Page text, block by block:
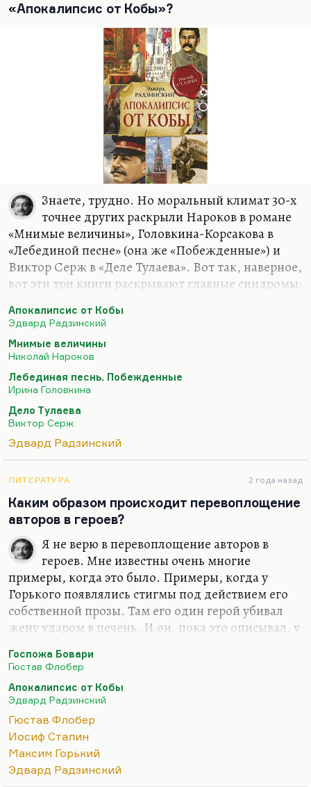
«Апокалипсис от Кобы»?
Знаете, трудно. Но моральный климат 30-х
точнее других раскрыли Нароков в романе
«Мнимые величины», Головкина-Корсакова в
«Лебединой песне» (она же «Побежденные») и
Виктор Серж в «Деле Тулаева». Вот так, наверное,
вот эти три книги раскрывают главные синдромы;
Понимаете, кто написал четыре миллиона
доносов?— роковой вопрос, но это делается очень
просто. Людям достаточно разрешить быть
свиньями, и они кидаются в это с остервенением.
Это для того чтобы культурные растения
вырастить, нужно усилие, а для того чтобы
засадить сад сорняками, достаточно разрешить
им это делать. Достаточно вытоптать культурные
Апокалипсис от Кобы
Эдвард Радзинский
Мнимые величины
Николай Нароков
Лебединая песнь. Побежденные
Ирина Головкина
Дело Тулаева
Виктор Серж
Эдвард Радзинский
ЛИТЕРАТУРА 2 года назад
Каким образом происходит перевоплощение
авторов в героев?
Я не верю в перевоплощение авторов в
героев. Мне известны очень многие
примеры, когда это было. Примеры, когда у
Горького появлялись стигмы под действием его
собственной прозы. Там его один герой убивал
жену ударом в печень. И он, пока это описывал, у
кровоподтек, в области печени на животе. Или
Флобер, который испытывал рвоту и тошноту,
головокружение, описывая симптомы отравления
Эммы Бовари.
Но мне кажется, что это какие-то крайние случаи,
какая-то избыточная эмпатия. Писатель ни в кого
не перевоплощается. Так мне кажется.
Госпожа Бовари
Гюстав Флобер
Апокалипсис от Кобы
Эдвард Радзинский
Гюстав Флобер
Иосиф Сталин
Максим Горький
Эдвард Радзинский